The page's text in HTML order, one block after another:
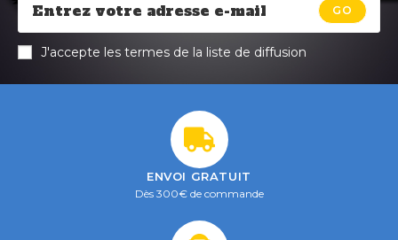
GO
J'accepte les termes de la liste de diffusion
ENVOI GRATUIT
Dès 300€ de commande